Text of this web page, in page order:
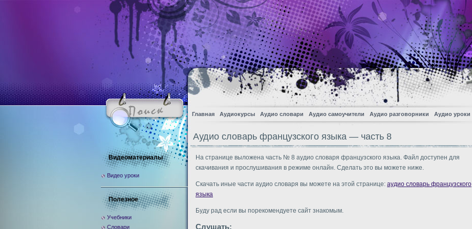
Главная Аудиокурсы Аудио словари Аудио самоучители Аудио разговорники Аудио уроки
Аудио словарь французского языка — часть 8
На странице выложена часть № 8 аудио словаря французского языка. Файл доступен для
скачивания и прослушивания в режиме онлайн. Сделать это вы можете ниже.
Скачать иные части аудио словаря вы можете на этой странице: аудио словарь французского
языка
Буду рад если вы порекомендуете сайт знакомым.
Слушать:
Видеоматериалы
Видео уроки
Полезное
Учебники
Словари